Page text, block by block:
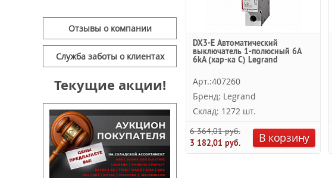
Отзывы о компании
Служба заботы о клиентах
Текущие акции!
DX3-E Автоматический
выключатель 1-полюсный 6A
6kA (хар-ка C) Legrand
Арт.:407260
Бренд: Legrand
Склад: 1272 шт.
6 364,01 руб.
3 182,01 руб.
В корзину